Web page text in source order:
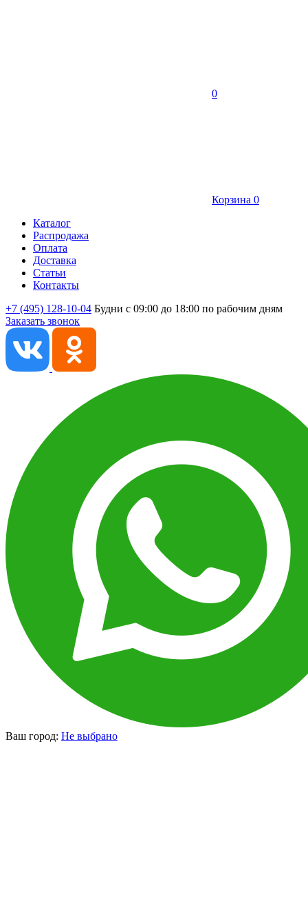
0
Корзина 0
Каталог
Распродажа
Оплата
Доставка
Статьи
Контакты
+7 (495) 128-10-04 Будни с 09:00 до 18:00 по рабочим дням
Заказать звонок
Ваш город: Не выбрано